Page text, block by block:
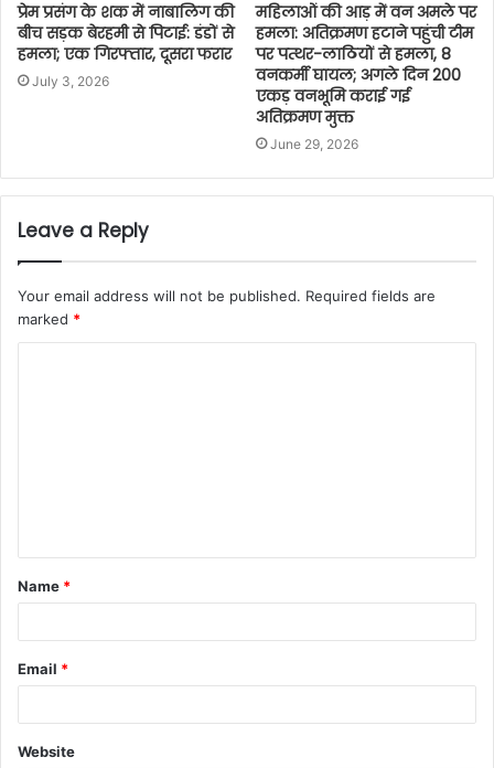
प्रेम प्रसंग के शक में नाबालिग की
बीच सड़क बेरहमी से पिटाई: डंडों से
हमला; एक गिरफ्तार, दूसरा फरार
July 3, 2026
महिलाओं की आड़ में वन अमले पर
हमला: अतिक्रमण हटाने पहुंची टीम
पर पत्थर-लाठियों से हमला, 8
वनकर्मी घायल; अगले दिन 200
एकड़ वनभूमि कराई गई
अतिक्रमण मुक्त
June 29, 2026
Leave a Reply
Your email address will not be published. Required fields are
marked *
t
*
Name *
Email *
Website